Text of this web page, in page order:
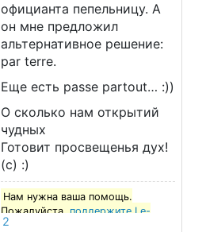
официанта пепельницу. А
он мне предложил
альтернативное решение:
par terre.
Еще есть passe partout… :))
О сколько нам открытий
чудных
Готовит просвещенья дух!
(с) :)
Нам нужна ваша помощь.
Пожалуйста,поддержите Le-
francais.ru
2